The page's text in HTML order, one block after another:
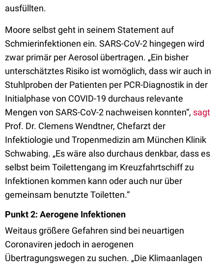
ausfüllten.
Moore selbst geht in seinem Statement auf
Schmierinfektionen ein. SARS-CoV-2 hingegen wird
zwar primär per Aerosol übertragen. „Ein bisher
unterschätztes Risiko ist womöglich, dass wir auch in
Stuhlproben der Patienten per PCR-Diagnostik in der
Initialphase von COVID-19 durchaus relevante
Mengen von SARS-CoV-2 nachweisen konnten“, sagt
Prof. Dr. Clemens Wendtner, Chefarzt der
Infektiologie und Tropenmedizin am München Klinik
Schwabing. „Es wäre also durchaus denkbar, dass es
selbst beim Toilettengang im Kreuzfahrtschiff zu
Infektionen kommen kann oder auch nur über
gemeinsam benutzte Toiletten.“
Punkt 2: Aerogene Infektionen
Weitaus größere Gefahren sind bei neuartigen
Coronaviren jedoch in aerogenen
Übertragungswegen zu suchen. „Die Klimaanlagen